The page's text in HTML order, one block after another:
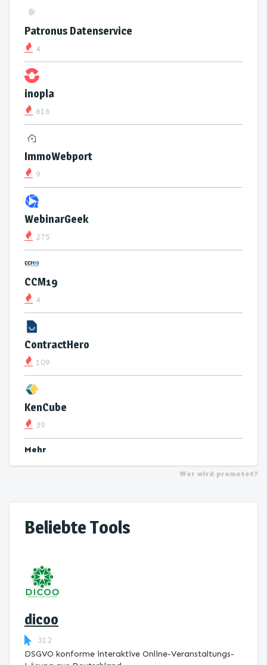
Patronus Datenservice
4
inopla
616
ImmoWebport
9
WebinarGeek
275
CCM19
4
ContractHero
109
KenCube
39
Mehr
Wer wird promotet?
Beliebte Tools
dicoo
312
DSGVO konforme interaktive Online-Veranstaltungs-